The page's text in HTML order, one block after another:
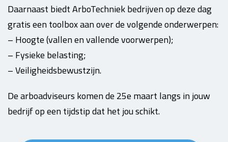
Daarnaast biedt ArboTechniek bedrijven op deze dag
gratis een toolbox aan over de volgende onderwerpen:
– Hoogte (vallen en vallende voorwerpen);
– Fysieke belasting;
– Veiligheidsbewustzijn.
De arboadviseurs komen de 25e maart langs in jouw
bedrijf op een tijdstip dat het jou schikt.